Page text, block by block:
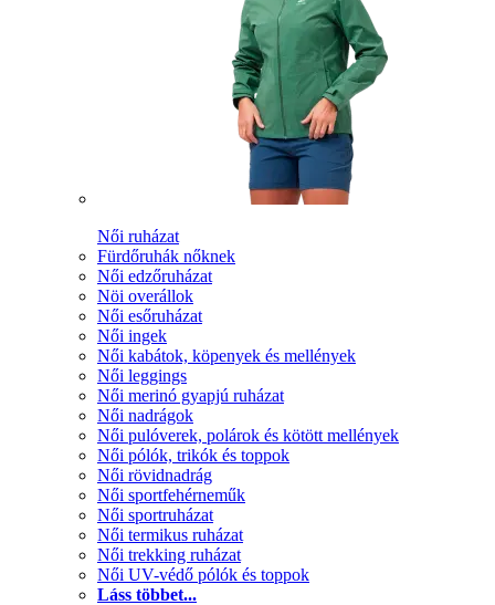
Női ruházat
Fürdőruhák nőknek
Női edzőruházat
Nöi overállok
Női esőruházat
Női ingek
Női kabátok, köpenyek és mellények
Női leggings
Női merinó gyapjú ruházat
Női nadrágok
Női pulóverek, polárok és kötött mellények
Női pólók, trikók és toppok
Női rövidnadrág
Női sportfehérneműk
Női sportruházat
Női termikus ruházat
Női trekking ruházat
Női UV-védő pólók és toppok
Láss többet...